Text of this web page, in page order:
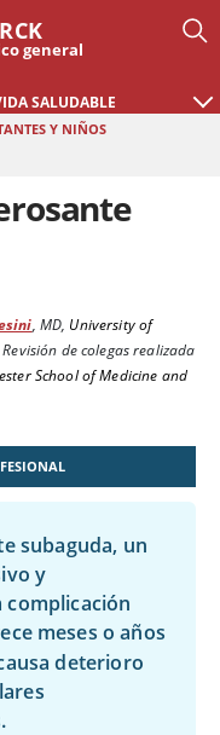
general
SALUDABLE
Y NIÑOS
, MD, University of
Revisión de colegas realizada
School of Medicine and
subaguda, un
y
complicación
meses o años
deterioro